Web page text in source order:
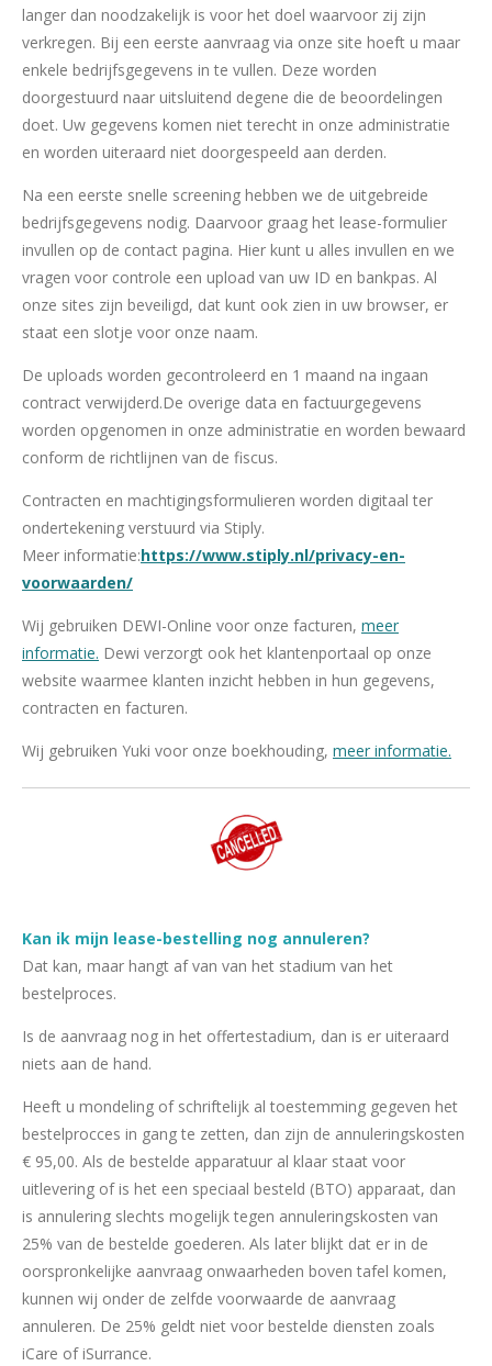
langer dan noodzakelijk is voor het doel waarvoor zij zijn
verkregen. Bij een eerste aanvraag via onze site hoeft u maar
enkele bedrijfsgegevens in te vullen. Deze worden
doorgestuurd naar uitsluitend degene die de beoordelingen
doet. Uw gegevens komen niet terecht in onze administratie
en worden uiteraard niet doorgespeeld aan derden.
Na een eerste snelle screening hebben we de uitgebreide
bedrijfsgegevens nodig. Daarvoor graag het lease-formulier
invullen op de contact pagina. Hier kunt u alles invullen en we
vragen voor controle een upload van uw ID en bankpas. Al
onze sites zijn beveiligd, dat kunt ook zien in uw browser, er
staat een slotje voor onze naam.
De uploads worden gecontroleerd en 1 maand na ingaan
contract verwijderd.De overige data en factuurgegevens
worden opgenomen in onze administratie en worden bewaard
conform de richtlijnen van de fiscus.
Contracten en machtigingsformulieren worden digitaal ter
ondertekening verstuurd via Stiply.
Meer informatie:https://www.stiply.nl/privacy-en-
voorwaarden/
Wij gebruiken DEWI-Online voor onze facturen, meer
informatie. Dewi verzorgt ook het klantenportaal op onze
website waarmee klanten inzicht hebben in hun gegevens,
contracten en facturen.
Wij gebruiken Yuki voor onze boekhouding, meer informatie.
Kan ik mijn lease-bestelling nog annuleren?
Dat kan, maar hangt af van van het stadium van het
bestelproces.
Is de aanvraag nog in het offertestadium, dan is er uiteraard
niets aan de hand.
Heeft u mondeling of schriftelijk al toestemming gegeven het
bestelprocces in gang te zetten, dan zijn de annuleringskosten
€ 95,00. Als de bestelde apparatuur al klaar staat voor
uitlevering of is het een speciaal besteld (BTO) apparaat, dan
is annulering slechts mogelijk tegen annuleringskosten van
25% van de bestelde goederen. Als later blijkt dat er in de
oorspronkelijke aanvraag onwaarheden boven tafel komen,
kunnen wij onder de zelfde voorwaarde de aanvraag
annuleren. De 25% geldt niet voor bestelde diensten zoals
iCare of iSurrance.